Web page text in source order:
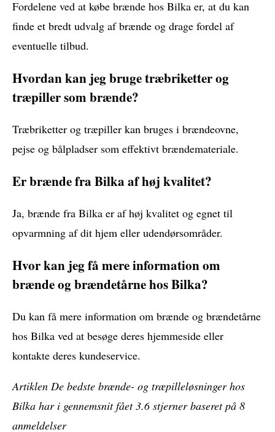
Fordelene ved at købe brænde hos Bilka er, at du kan
finde et bredt udvalg af brænde og drage fordel af
eventuelle tilbud.
Hvordan kan jeg bruge træbriketter og
træpiller som brænde?
Træbriketter og træpiller kan bruges i brændeovne,
pejse og bålpladser som effektivt brændemateriale.
Er brænde fra Bilka af høj kvalitet?
Ja, brænde fra Bilka er af høj kvalitet og egnet til
opvarmning af dit hjem eller udendørsområder.
Hvor kan jeg få mere information om
brænde og brændetårne hos Bilka?
Du kan få mere information om brænde og brændetårne
hos Bilka ved at besøge deres hjemmeside eller
kontakte deres kundeservice.
Artiklen De bedste brænde- og træpilleløsninger hos
Bilka har i gennemsnit fået3.6stjerner baseret på 8
anmeldelser